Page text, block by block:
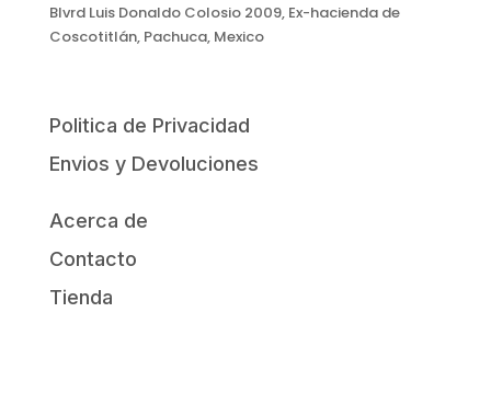
Blvrd Luis Donaldo Colosio 2009, Ex-hacienda de
Coscotitlán, Pachuca, Mexico
Politica de Privacidad
Envios y Devoluciones
Acerca de
Contacto
Tienda